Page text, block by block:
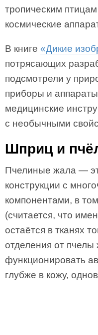
тропическим
космические
В книге «Дикие
потрясающих
подсмотрели у
приборы и
медицинские
с необычными
Шприц и
Пчелиные жала —
конструкции с
компонентами, в
(считается, что
остаётся в тканях
отделения от
функционировать
глубже в кожу,